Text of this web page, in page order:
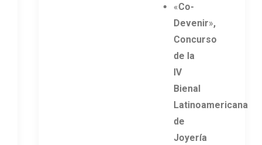
«Co-
Devenir»,
Concurso
de la
IV
Bienal
Latinoamericana
de
Joyería